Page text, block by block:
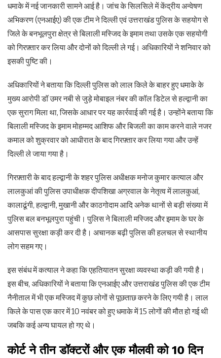
धमाके में नई जानकारी सामने आई है। जांच के सिलसिले में केंद्रीय अन्वेषण
अभिकरण (एनआईए) की एक टीम ने दिल्ली एवं उत्तराखंड पुलिस के सहयोग से
जिले के बनभूलपुरा क्षेत्र से बिलाली मस्जिद के इमाम तथा उसके एक सहयोगी
को गिरफ़्तार कर लिया और दोनों को दिल्ली ले गई। अधिकारियों ने शनिवार को
इसकी पुष्टि की।
अधिकारियों ने बताया कि दिल्ली पुलिस को लाल किले के बाहर हुए धमाके के
मुख्य आरोपी डॉ उमर नबी से जुड़े मोबाइल नंबर की कॉल डिटेल से हल्द्वानी का
एक सुराग मिला था, जिसके आधार पर यह कार्रवाई की गई है। उन्होंने बताया कि
बिलाली मस्जिद के इमाम मोहम्मद आशिफ और बिजली का काम करने वाले नजर
कमाल को शुक्रवार को आधीरात के बाद गिरफ़्तार कर लिया गया और उन्हें
दिल्ली ले जाया गया है।
गिरफ़्तारी के बाद हल्द्वानी के शहर पुलिस अधीक्षक मनोज कुमार कत्याल और
लालकुआं की पुलिस उपाधीक्षक दीपशिखा अग्रवाल के नेतृत्व में लालकुआं,
कालाढूंगी, हल्द्वानी, मुखानी और काठगोदाम आदि अनेक थानों से बड़ी संख्या में
पुलिस बल बनभूलपुरा पहुंची। पुलिस ने बिलाली मस्जिद और इमाम के घर के
आसपास सुरक्षा कड़ी कर दी है। अचानक बढ़ी पुलिस की हलचल से स्थानीय
लोग सहम गए।
इस संबंध में कत्याल ने कहा कि एहतियातन सुरक्षा व्यवस्था कड़ी की गयी है।
इस बीच, अधिकारियों ने बताया कि एनआईए और उत्तराखंड पुलिस की एक टीम
नैनीताल में भी एक मस्जिद में कुछ लोगों से पूछताछ करने के लिए गयी है। लाल
किले के पास एक कार में 10 नवंबर को हुए धमाके में 15 लोगों की मौत हो गई थी
जबकि कई अन्य घायल हो गए थे।
कोर्ट ने तीन डॉक्टरों और एक मौलवी को 10 दिन